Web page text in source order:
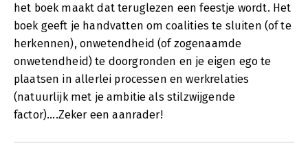
het boek maakt dat teruglezen een feestje wordt. Het
boek geeft je handvatten om coalities te sluiten (of te
herkennen), onwetendheid (of zogenaamde
onwetendheid) te doorgronden en je eigen ego te
plaatsen in allerlei processen en werkrelaties
(natuurlijk met je ambitie als stilzwijgende
factor)....Zeker een aanrader!